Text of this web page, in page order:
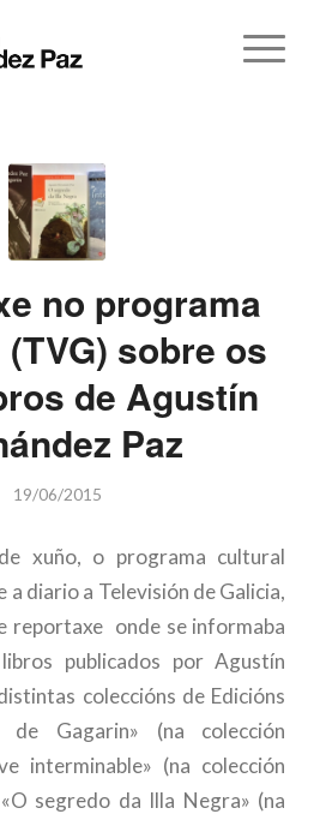
no programa
sobre os
de Agustín
Paz
19/06/2015
xuño, o programa cultural
a diario a Televisión de Galicia,
reportaxe onde se informaba
publicados por Agustín
coleccións de Edicións
Gagarin» (na colección
interminable» (na colección
segredo da Illa Negra» (na